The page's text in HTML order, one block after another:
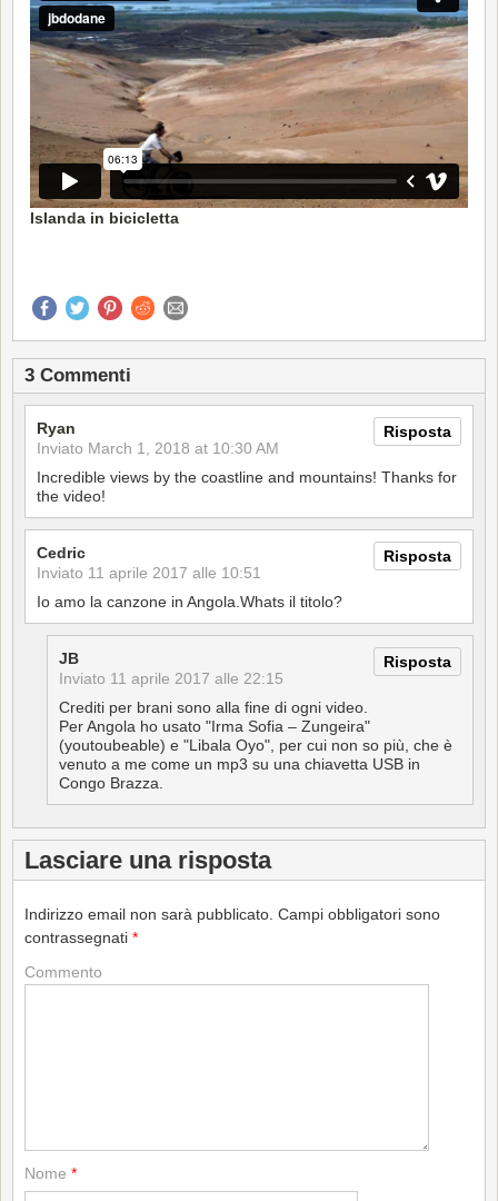
Islanda in bicicletta
3 Commenti
Risposta
Ryan
Inviato March 1, 2018 at 10:30 AM
Incredible views by the coastline and mountains! Thanks for
the video!
Risposta
Cedric
Inviato 11 aprile 2017 alle 10:51
Io amo la canzone in Angola.Whats il titolo?
Risposta
JB
Inviato 11 aprile 2017 alle 22:15
Crediti per brani sono alla fine di ogni video.
Per Angola ho usato "Irma Sofia – Zungeira"
(youtoubeable) e "Libala Oyo", per cui non so più, che è
venuto a me come un mp3 su una chiavetta USB in
Congo Brazza.
Lasciare una risposta
Indirizzo email non sarà pubblicato. Campi obbligatori sono
contrassegnati *
Commento
Nome *